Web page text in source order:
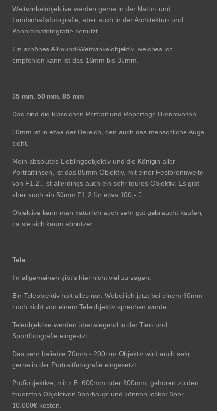
Weitwinkelobjektive werden gerne in der Natur- und
Landschaftsfotografie, aber auch in der Architektur- und
Panoramafotografie benutzt.
Ein schönes Allround-Weitwinkelobjektiv, welches ich
empfehlen kann ist das 16mm bis 35mm.
35 mm, 50 mm, 85 mm
Das sind die klassichen Portrait und Reportage Brennweiten.
50mm ist in etwa der Bereich, den auch das menschliche Auge
sieht.
Mein absolutes Lieblingsobjektiv und die Königin aller
Portraitlinsen, ist das 85mm Objektiv, mit einer Festbrennweite
von F1.2., ist allerdings auch ein sehr teures Objektiv. Es gibt
aber auch ein 50mm F1.2 für etwa 100,- €.
Objektive kann man natürlich auch sehr gut gebraucht kaufen,
da sie sich kaum abnutzen.
Tele
Im allgemeinen gibt's hier nicht viel zu sagen.
Ein Teleobjektiv holt alles ran. Wobei ich jetzt bei einem 60mm
noch nicht von einem Teleobjektiv sprechen würde.
Teleobjektive werden überwiegend in der Tier- und
Sportfotografie eingestzt.
Das sehr beliebte 70mm - 200mm Objektiv wird auch sehr
gerne in der Portraitfotografie eingesetzt.
Profiobjektive, mit z.B. 600mm oder 800mm, gehören zu den
teuersten Objektiven überhaupt und können locker über
10.000€ kosten.